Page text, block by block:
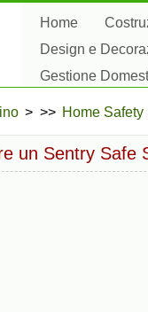
Home
Design e
Gestione
> >> Home Safety
un Sentry Safe